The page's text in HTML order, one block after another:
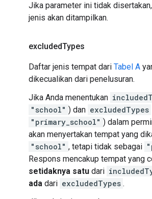
Jika parameter ini tidak
jenis akan ditampilkan.
excludedTypes
Daftar jenis tempat dari Tabel A
dikecualikan dari penelusuran.
Jika Anda menentukan
"school" ) dan excludedTypes
"primary_school" ) dalam
akan menyertakan tempat yang
"school" , tetapi tidak sebagai
Respons mencakup tempat yang
setidaknya satu dari
ada dari excludedTypes .